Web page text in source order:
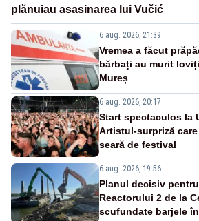
plănuiau asasinarea lui Vučić
6 aug. 2026, 21:39
Vremea a făcut
bărbați au murit
Mureș
6 aug. 2026, 20:17
Start spectaculos la
Artistul-surpriză
seară de festival
6 aug. 2026, 19:56
Planul decisiv
Reactorului 2 de la
scufundate barjele